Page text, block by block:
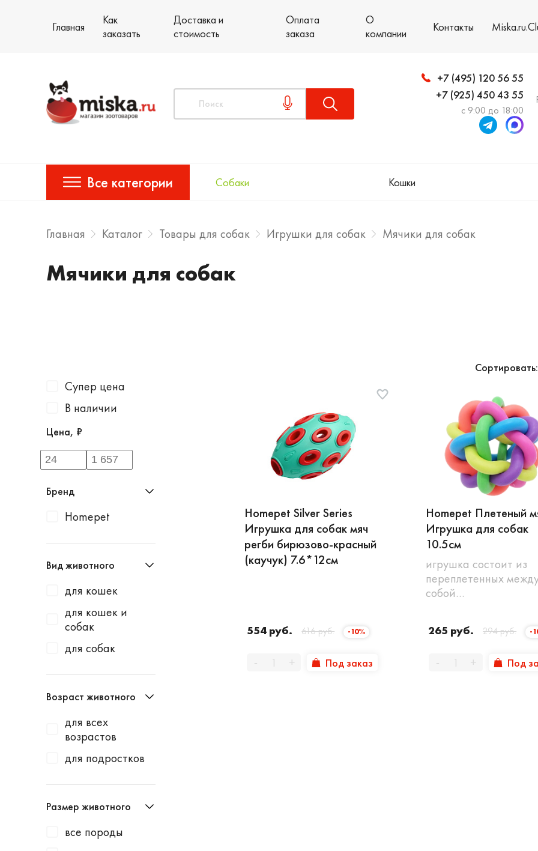
Главная
Как
заказать
Доставка и
стоимость
Оплата
заказа
О
компании
Контакты
+7 (495) 120 56 55
+7 (925) 450 43 55
с 9:00 до 18:00
Все категории Собаки Кошки
Главная Каталог Товары для собак Игрушки для собак Мячики для собак
Мячики для собак
Сортировать:
Супер цена
В наличии
Цена, ₽
Бренд
Homepet
Вид животного
для кошек
для кошек и
собак
для собак
Возраст животного
для всех
возрастов
для подростков
Размер животного
все породы
Homepet Silver Series
Игрушка для собак мяч
регби бирюзово-красный
(каучук) 7.6*12см
554 руб. 616 руб. -10%
- + Под заказ
Homepet Плетеный
Игрушка для собак
10.5см
игрушка состоит из
переплетенных
собой…
265 руб. 294 руб. -
- + Под